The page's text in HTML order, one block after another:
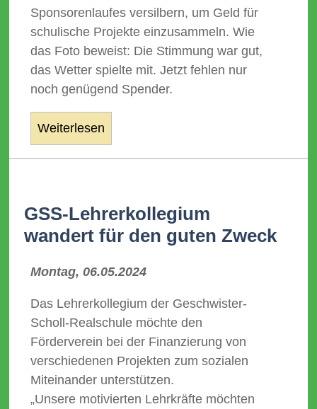
Sponsorenlaufes versilbern, um Geld für
schulische Projekte einzusammeln. Wie
das Foto beweist: Die Stimmung war gut,
das Wetter spielte mit. Jetzt fehlen nur
noch genügend Spender.
Weiterlesen
GSS-Lehrerkollegium
wandert für den guten Zweck
Montag, 06.05.2024
Das Lehrerkollegium der Geschwister-
Scholl-Realschule möchte den
Förderverein bei der Finanzierung von
verschiedenen Projekten zum sozialen
Miteinander unterstützen.
„Unsere motivierten Lehrkräfte möchten